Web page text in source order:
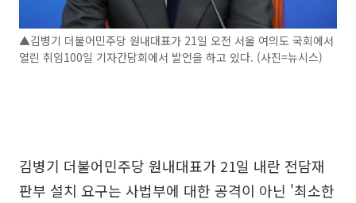
▲김병기 더불어민주당 원내대표가 21일 오전 서울 여의도 국회에서
열린 취임100일 기자간담회에서 발언을 하고 있다. (사진=뉴시스)
김병기 더불어민주당 원내대표가 21일 내란 전담재
판부 설치 요구는 사법부에 대한 공격이 아닌 '최소한